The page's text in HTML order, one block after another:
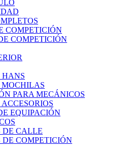
COMPETICIÓN
COMPETICIÓN
HANS
MOCHILAS
PARA MECÁNICOS
EQUIPACIÓN
DE CALLE
DE COMPETICIÓN